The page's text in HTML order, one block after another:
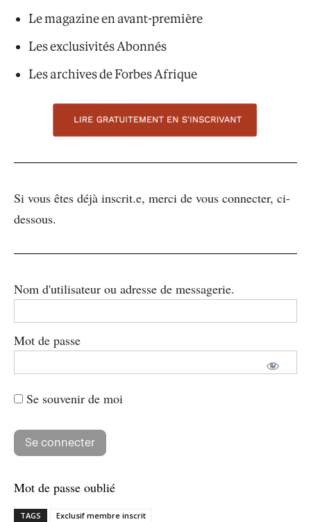
Le magazine en avant-première
Les exclusivités Abonnés
Les archives de Forbes Afrique
Si vous êtes déjà inscrit.e, merci de vous connecter, ci-
dessous.
Nom d'utilisateur ou adresse de messagerie.
Mot de passe
Se souvenir de moi
Mot de passe oublié
TAGS Exclusif membre inscrit